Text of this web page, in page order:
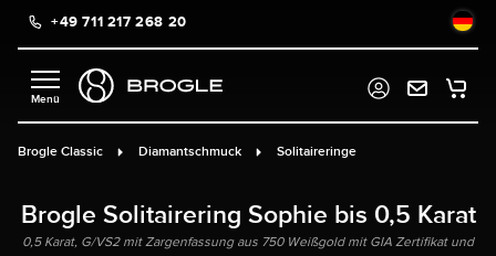
springen
+49 711 217 268 20
Brogle Classic Diamantschmuck Solitaireringe
Brogle Solitairering Sophie bis 0,5 Karat
0,5 Karat, G/VS2 mit Zargenfassung aus 750 Weißgold mit GIA Zertifikat und